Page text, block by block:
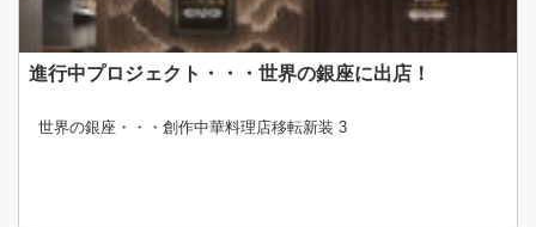
進行中プロジェクト・・・世界の銀座に出店！
世界の銀座・・・創作中華料理店移転新装 3